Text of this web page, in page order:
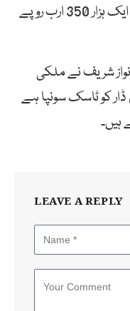
روپے ڈالر نیچے آنے کا مطلب ہے کہ ایک ہزار 350 ارب روپے
شریف نے ملکی
کو ٹاسک سونپا ہے
ہیں۔
LEAVE A REPLY